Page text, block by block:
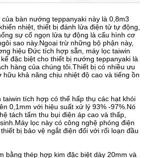
bàn nướng teppanyaki này là 0,8m3
nhiệt, thiết bị đánh lửa điện tử tự động,
sự cố ngọn lửa tự động là cấu hình cơ
sao này.Ngoại trừ những bộ phận này,
hiệu Đức tích hợp sẵn, máy lọc taiwin
đặc biệt cho thiết bị nướng teppanyaki là
hàng của chúng tôi.Thiết bị có nhiều ưu
khả năng chịu nhiệt độ cao và tiếng ồn
taiwin tích hợp có thể hấp thụ các hạt khói
0,1mm với hiệu suất xử lý 93% -97%.Nó
tách tấm thu bụi điện áp cao và thấp,
lọc này có công nghệ phóng điện
bị bảo vệ ngắt điện đối với rối loạn đầu
bằng thép hợp kim đặc biệt dày 20mm và